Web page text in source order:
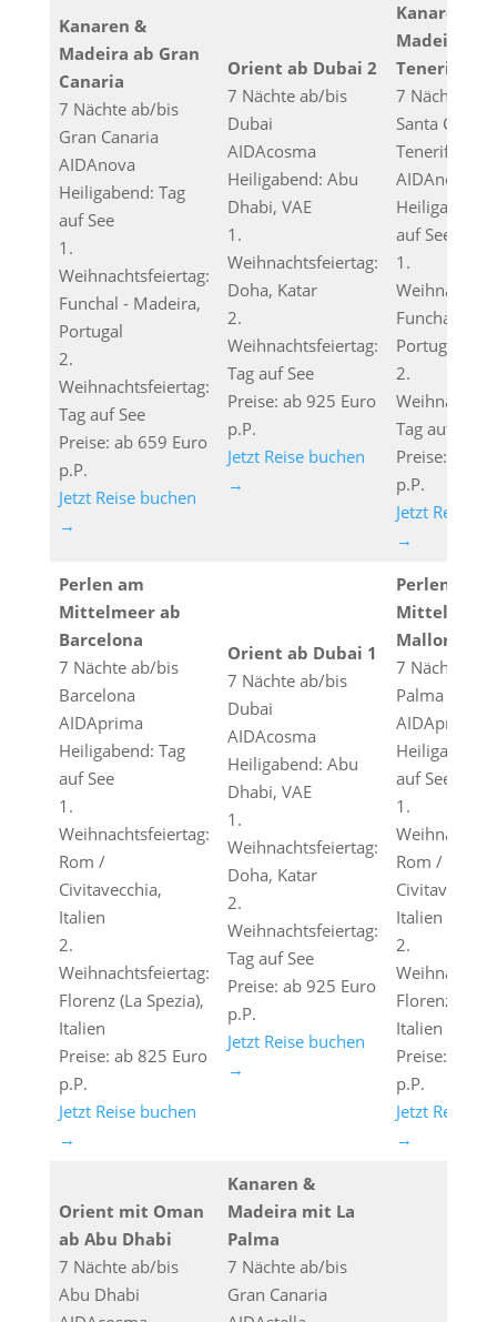
Kanaren &
Madeira ab Gran
Canaria
7 Nächte ab/bis
Gran Canaria
AIDAnova
Heiligabend: Tag
auf See
1.
Weihnachtsfeiertag:
Funchal - Madeira,
Portugal
2.
Weihnachtsfeiertag:
Tag auf See
Preise: ab 659 Euro
p.P.
Jetzt Reise buchen
→
Orient ab Dubai 2
7 Nächte ab/bis
Dubai
AIDAcosma
Heiligabend: Abu
Dhabi, VAE
1.
Weihnachtsfeiertag:
Doha, Katar
2.
Weihnachtsfeiertag:
Tag auf See
Preise: ab 925 Euro
p.P.
Jetzt Reise buchen
→
Kanaren &
Madeira ab
Teneriffa
7 Nächte
Santa Cruz
Tenerife
AIDAnova
Heiligabend:
auf See
1.
Funchal -
Portugal
2.
Tag auf See
Preise: ab
p.P.
Jetzt Reise
→
Perlen am
Mittelmeer ab
Barcelona
7 Nächte ab/bis
Barcelona
AIDAprima
Heiligabend: Tag
auf See
1.
Weihnachtsfeiertag:
Rom /
Civitavecchia,
Italien
2.
Weihnachtsfeiertag:
Florenz (La Spezia),
Italien
Preise: ab 825 Euro
p.P.
Jetzt Reise buchen
→
Orient ab Dubai 1
7 Nächte ab/bis
Dubai
AIDAcosma
Heiligabend: Abu
Dhabi, VAE
1.
Weihnachtsfeiertag:
Doha, Katar
2.
Weihnachtsfeiertag:
Tag auf See
Preise: ab 925 Euro
p.P.
Jetzt Reise buchen
→
Perlen am
Mittelmeer
Mallorca
7 Nächte
Palma de
AIDAprima
Heiligabend:
auf See
1.
Rom /
Italien
2.
Florenz (La
Italien
Preise: ab
p.P.
Jetzt Reise
→
Orient mit Oman
ab Abu Dhabi
7 Nächte ab/bis
Abu Dhabi
Kanaren &
Madeira mit La
Palma
7 Nächte ab/bis
Gran Canaria